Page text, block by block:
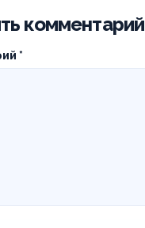
комментарий
*